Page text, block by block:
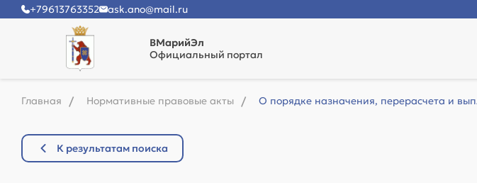
+79613763352 ask.ano@mail.ru
ВМарийЭл
Официальный портал
Главная Нормативные правовые акты О порядке назначения, перерасчета и
К результатам поиска